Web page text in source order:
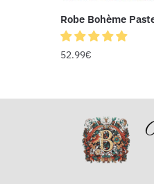
Robe Bohème
52.99€